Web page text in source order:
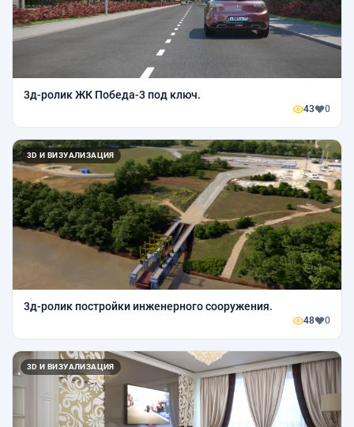
3д-ролик ЖК Победа-3 под ключ.
43 0
3D И ВИЗУАЛИЗАЦИЯ
3д-ролик постройки инженерного сооружения.
48 0
3D И ВИЗУАЛИЗАЦИЯ